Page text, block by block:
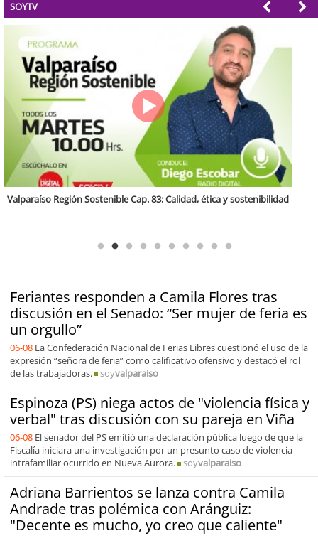
SOYTV
Feriantes responden a Camila Flores tras
discusión en el Senado: “Ser mujer de feria es
un orgullo”
06-08 La Confederación Nacional de Ferias Libres cuestionó el uso de la
expresión “señora de feria” como calificativo ofensivo y destacó el rol
de las trabajadoras.
soyvalparaiso
Espinoza (PS) niega actos de "violencia física y
verbal" tras discusión con su pareja en Viña
06-08 El senador del PS emitió una declaración pública luego de que la
Fiscalía iniciara una investigación por un presunto caso de violencia
intrafamiliar ocurrido en Nueva Aurora.
soyvalparaiso
Adriana Barrientos se lanza contra Camila
Andrade tras polémica con Aránguiz:
"Decente es mucho, yo creo que caliente"